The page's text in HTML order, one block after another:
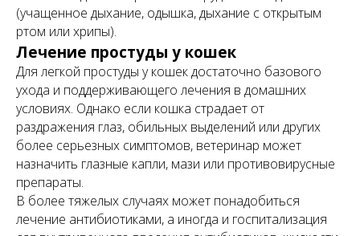
(учащенное дыхание, одышка, дыхание с открытым
ртом или хрипы).
Лечение простуды у кошек
Для легкой простуды у кошек достаточно базового
ухода и поддерживающего лечения в домашних
условиях. Однако если кошка страдает от
раздражения глаз, обильных выделений или других
более серьезных симптомов, ветеринар может
назначить глазные капли, мази или противовирусные
препараты.
В более тяжелых случаях может понадобиться
лечение антибиотиками, а иногда и госпитализация